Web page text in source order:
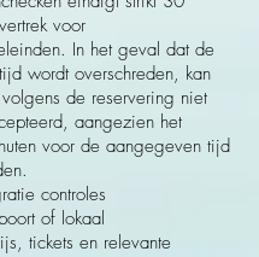
voor
In het geval dat de
wordt overschreden, kan
de reservering niet
aangezien het
voor de aangegeven tijd
controles
of lokaal
tickets en relevante